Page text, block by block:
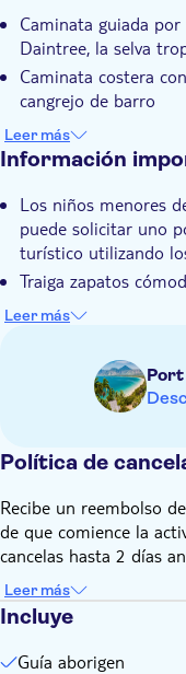
Visita guiada
Subject expert
Grupo pequeño
Grupo estándar
Recogida en hotel
Transporte incluido
Almuerzo
Caminata guiada
Daintree, la selva
Caminata costera
cangrejo de barro
Aprenda la cultura,
el país aborigen,
Nadar en el
Leer más
Información
Los niños menores
puede solicitar uno
turístico utilizando
Traiga zapatos
bloqueador solar,
insectos.
Traiga traje de baño
en el arroyo de agua
Leer más
Port
Política de
Recibe un reembolso
de que comience la
cancelas hasta 2 días
Leer más
Incluye
Guía aborigen